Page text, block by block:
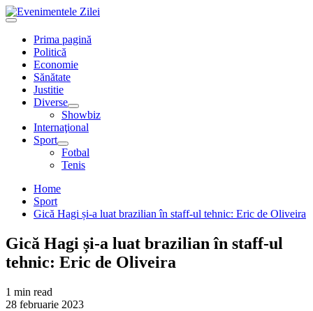
Mergi
la
conţinut.
Primary
Prima pagină
Politică
Economie
Sănătate
Justitie
Diverse
Showbiz
Internaţional
Sport
Fotbal
Tenis
Home
Sport
Gică Hagi și-a luat brazilian în staff-ul tehnic: Eric de Oliveira
Gică Hagi și-a luat brazilian în staff-ul
tehnic: Eric de Oliveira
1 min read
28 februarie 2023